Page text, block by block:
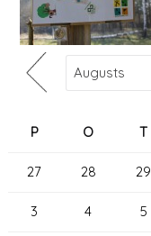
P O T
27 28 29
3 4 5